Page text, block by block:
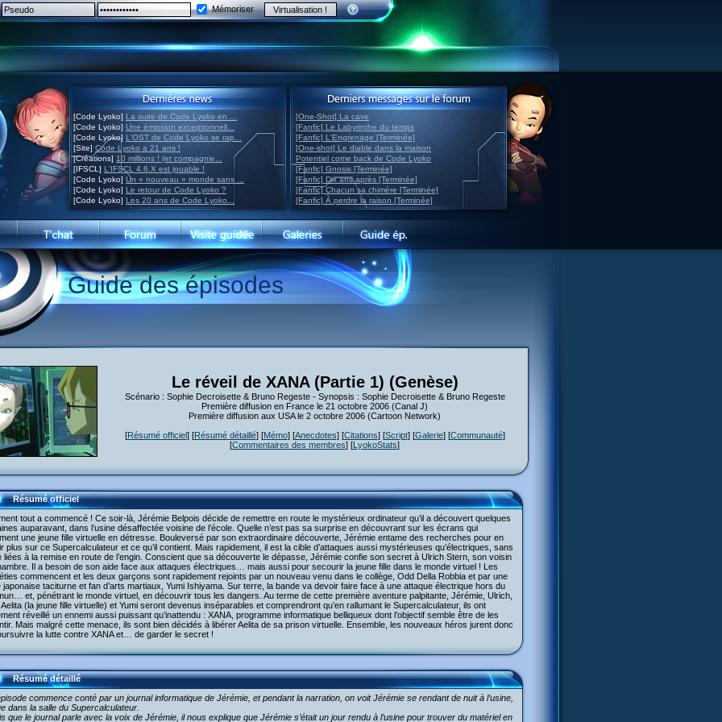
Mémoriser
[Code Lyoko] La suite de Code Lyoko en ...
[Code Lyoko] Une émission exceptionnell...
[Code Lyoko] L'OST de Code Lyoko se rap...
[Site] Code Lyoko a 21 ans !
[Créations] 10 millions ! (et compagnie...
[IFSCL] L'IFSCL 4.6.X est jouable !
[Code Lyoko] Un « nouveau » monde sans ...
[Code Lyoko] Le retour de Code Lyoko ?
[Code Lyoko] Les 20 ans de Code Lyoko...
[One-Shot] La cave
[Fanfic] Le Labyrinthe du temps
[Fanfic] L'Engrenage [Terminée]
[One-shot] Le diable dans la maison
Potentiel come back de Code Lyoko
[Fanfic] Gnosis [Terminée]
[Fanfic] Dix ans après [Terminée]
[Fanfic] Chacun sa chimère [Terminée]
[Fanfic] À perdre la raison [Terminée]
Guide des épisodes
Le réveil de XANA (Partie 1) (Genèse)
Scénario : Sophie Decroisette & Bruno Regeste - Synopsis : Sophie Decroisette & Bruno Regeste
Première diffusion en France le 21 octobre 2006 (Canal J)
Première diffusion aux USA le 2 octobre 2006 (Cartoon Network)
[Résumé officiel] [Résumé détaillé] [Mémo] [Anecdotes] [Citations] [Script] [Galerie] [Communauté]
[Commentaires des membres] [LyokoStats]
Résumé officiel
tout a commencé ! Ce soir-là, Jérémie Belpois décide de remettre en route le mystérieux ordinateur qu’il a découvert quelques
auparavant, dans l’usine désaffectée voisine de l’école. Quelle n’est pas sa surprise en découvrant sur les écrans qui
une jeune fille virtuelle en détresse. Bouleversé par son extraordinaire découverte, Jérémie entame des recherches pour en
plus sur ce Supercalculateur et ce qu’il contient. Mais rapidement, il est la cible d’attaques aussi mystérieuses qu’électriques, sans
liées à la remise en route de l’engin. Conscient que sa découverte le dépasse, Jérémie confie son secret à Ulrich Stern, son voisin
Il a besoin de son aide face aux attaques électriques… mais aussi pour secourir la jeune fille dans le monde virtuel ! Les
commencent et les deux garçons sont rapidement rejoints par un nouveau venu dans le collège, Odd Della Robbia et par une
japonaise taciturne et fan d’arts martiaux, Yumi Ishiyama. Sur terre, la bande va devoir faire face à une attaque électrique hors du
et, pénétrant le monde virtuel, en découvrir tous les dangers. Au terme de cette première aventure palpitante, Jérémie, Ulrich,
(la jeune fille virtuelle) et Yumi seront devenus inséparables et comprendront qu’en rallumant le Supercalculateur, ils ont
réveillé un ennemi aussi puissant qu’inattendu : XANA, programme informatique belliqueux dont l’objectif semble être de les
Mais malgré cette menace, ils sont bien décidés à libérer Aelita de sa prison virtuelle. Ensemble, les nouveaux héros jurent donc
la lutte contre XANA et… de garder le secret !
Résumé détaillé
commence conté par un journal informatique de Jérémie, et pendant la narration, on voit Jérémie se rendant de nuit à l’usine,
dans la salle du Supercalculateur.
que le journal parle avec la voix de Jérémie, il nous explique que Jérémie s’était un jour rendu à l’usine pour trouver du matériel en